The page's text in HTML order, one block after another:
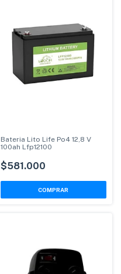
Bateria Lito Life Po4 12,8 V
100ah Lfp12100
$581.000